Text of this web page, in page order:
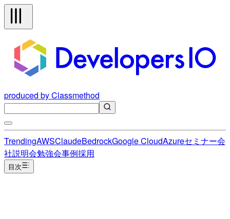
produced by Classmethod
TrendingAWSClaudeBedrockGoogle CloudAzureセミナー会
社説明会勉強会事例採用
目次